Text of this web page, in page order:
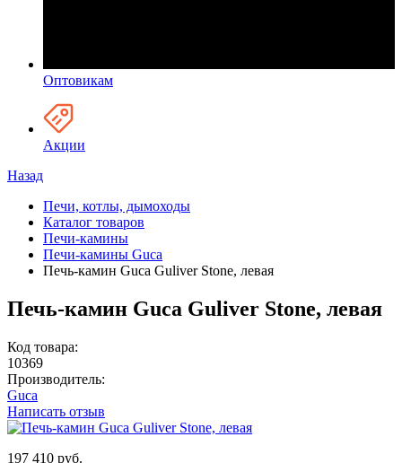
Оптовикам
Акции
Назад
Печи, котлы, дымоходы
Каталог товаров
Печи-камины
Печи-камины Guca
Печь-камин Guca Guliver Stone, левая
Печь-камин Guca Guliver Stone, левая
Код товара:
10369
Производитель:
Guca
Написать отзыв
197 410 руб.